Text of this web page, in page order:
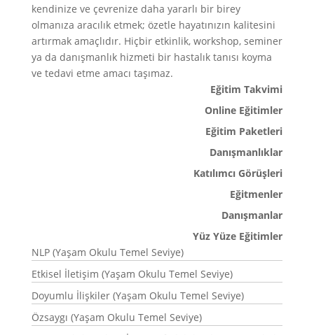
kendinize ve çevrenize daha yararlı bir birey
olmanıza aracılık etmek; özetle hayatınızın kalitesini
artırmak amaçlıdır. Hiçbir etkinlik, workshop, seminer
ya da danışmanlık hizmeti bir hastalık tanısı koyma
ve tedavi etme amacı taşımaz.
Eğitim Takvimi
Online Eğitimler
Eğitim Paketleri
Danışmanlıklar
Katılımcı Görüşleri
Eğitmenler
Danışmanlar
Yüz Yüze Eğitimler
NLP (Yaşam Okulu Temel Seviye)
Etkisel İletişim (Yaşam Okulu Temel Seviye)
Doyumlu İlişkiler (Yaşam Okulu Temel Seviye)
Özsaygı (Yaşam Okulu Temel Seviye)